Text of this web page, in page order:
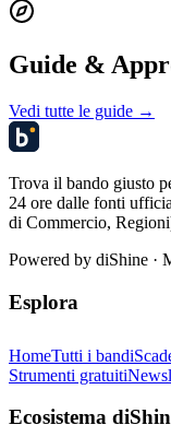
Guide &
Vedi tutte le guide →
Trova il bando giusto
24 ore dalle fonti
di Commercio,
Powered by diShine ·
Esplora
HomeTutti i bandi
Strumenti gratuiti
Ecosistema